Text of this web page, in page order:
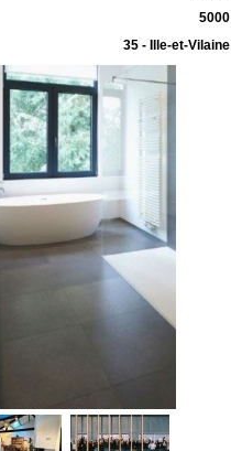
5000
35 - Ille-et-Vilaine